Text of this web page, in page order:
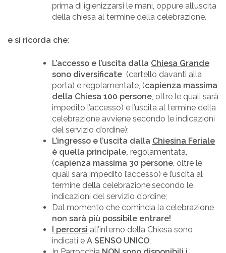
prima di igienizzarsi le mani, oppure all’uscita
della chiesa al termine della celebrazione.
e si ricorda che:
L’accesso e l’uscita dalla Chiesa Grande
sono diversificate (cartello davanti alla
porta) e regolamentate, (capienza massima
della Chiesa 100 persone , oltre le quali sarà
impedito l’accesso) e l’uscita al termine della
celebrazione avviene secondo le indicazioni
del servizio d’ordine);
L’ingresso e l’uscita dalla Chiesina Feriale
è quella principale, regolamentata,
(capienza massima 30 persone , oltre le
quali sarà impedito l’accesso) e l’uscita al
termine della celebrazione,secondo le
indicazioni del servizio d’ordine;
Dal momento che comincia la celebrazione
non sarà più possibile entrare!
I percorsi all’interno della Chiesa sono
indicati e A SENSO UNICO;